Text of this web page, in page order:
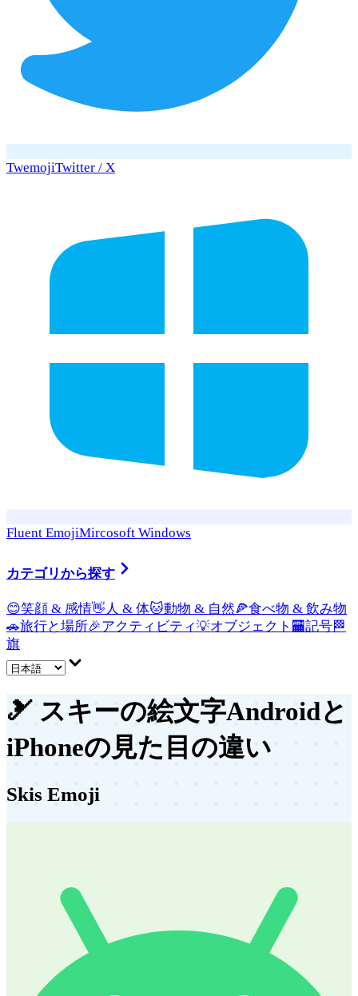
TwemojiTwitter / X
Fluent EmojiMircosoft Windows
カテゴリから探す
😊笑顔 & 感情👋 人 & 体🐱動物 & 自然🍕食べ物 & 飲み物
🚗旅行と場所🎉アクティビティ💡オブジェクト 🏧記号🏁
旗
🎿 スキーの絵文字Androidと
iPhoneの見た目の違い
Skis Emoji